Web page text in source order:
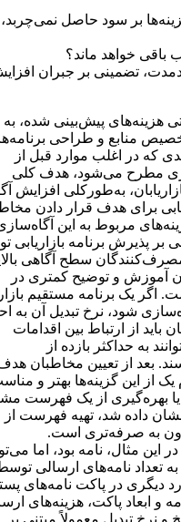
بر سود حاصل نمی‌چربد،
باقی خواهد ماند؟
تضمینی بر جبران
هزینه‌های پیش‌بینی شده، به
تخصیص منابع و طراحی
که در اغلب موارد قبل از
مطرح می‌شود، هدف کلی
به‌طورکلی افزایش
برای هدف قرار دادن
مربوط به این
بر پذیرش برنامه بازاریابی
سطح آگاهی
آموزش و توضیح کمتری در
اگر یک برنامه مستقیم
شود، نرخ تبدیل آن به
باید از ارتباط بین اقدامات
به حداکثر بازده از
بعد از تعیین مخاطبان
یک از این گزینه‌ها بهتر و
بهره‌گیری از یک فهرست
داده شد، تهیه فهرست از
به صرفه‌تری است.
این مثال، نامه بود، اما
تعداد نامه‌های ارسالی
دیگری در پاکت نامه‌های
و ابعاد پاکت، هزینه‌های